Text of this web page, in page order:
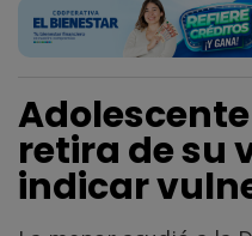
Adolescente
retira de su
indicar